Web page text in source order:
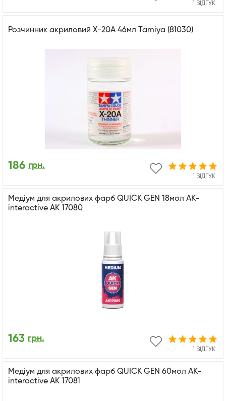
1 ВІДГУК
Розчинник акриловий X-20A 46мл Tamiya (81030)
1 ВІДГУК
186 грн.
Медіум для акрилових фарб QUICK GEN 18мол AK-
interactive AK 17080
1 ВІДГУК
163 грн.
Медіум для акрилових фарб QUICK GEN 60мол AK-
interactive AK 17081